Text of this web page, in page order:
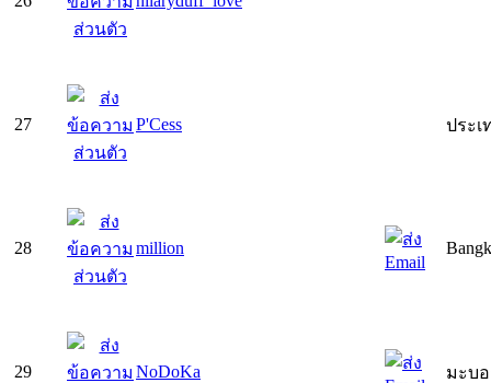
27 P'Cess ประ
28 million
29 NoDoKa มะบ